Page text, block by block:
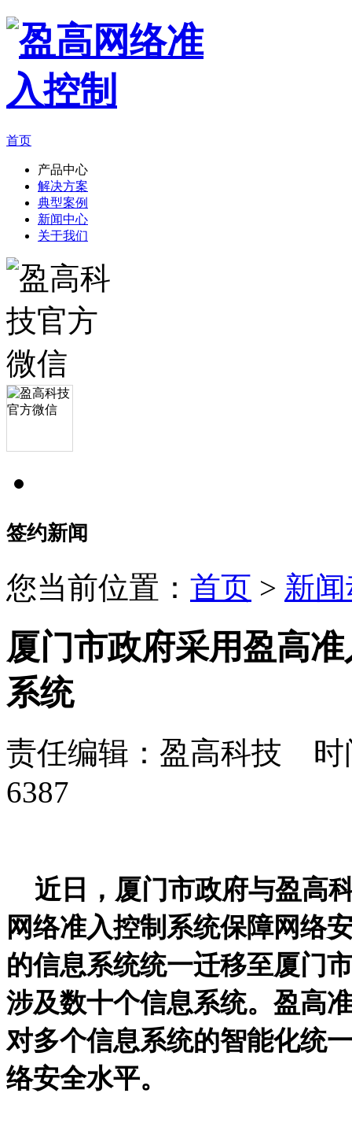
首页
产品中心
解决方案
典型案例
新闻中心
关于我们
签约新闻
您当前位置： 首页 > 新
厦门市政府采用盈高
系统
责任编辑：盈高科技 时
6387
近日，厦门市政府与盈高
网络准入控制系统保障网络
的信息系统统一迁移至厦门
涉及数十个信息系统。盈高
对多个信息系统的智能化统
络安全水平。